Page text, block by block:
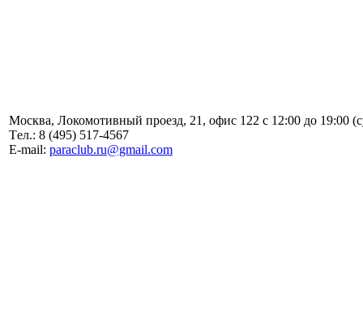
Москва, Локомотивный проезд, 21, офис 122 с 12:00 до 19:00
Tел.: 8 (495) 517-4567
E-mail: paraclub.ru@gmail.com